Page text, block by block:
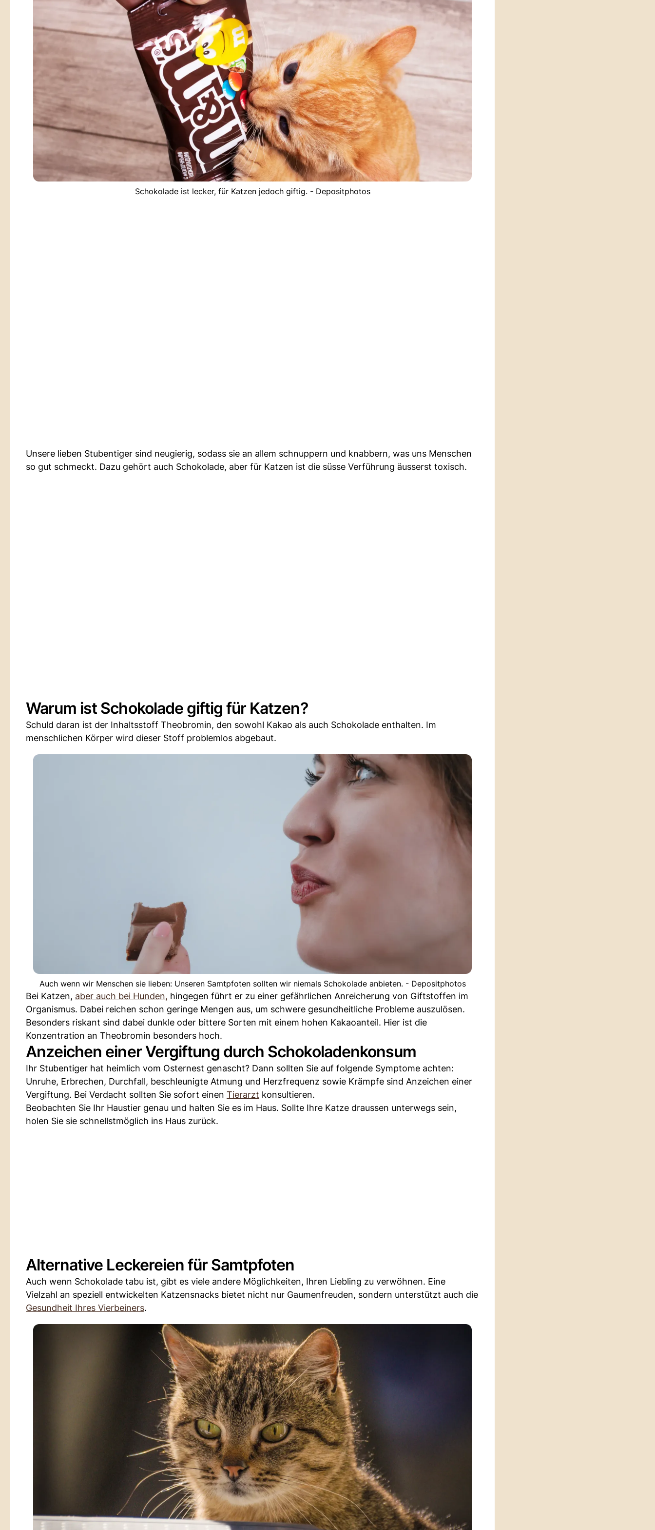
Schokolade ist lecker, für Katzen jedoch giftig. - Depositphotos
Unsere lieben Stubentiger sind neugierig, sodass sie an allem schnuppern und knabbern, was uns Menschen
so gut schmeckt. Dazu gehört auch Schokolade, aber für Katzen ist die süsse Verführung äusserst toxisch.
Warum ist Schokolade giftig für Katzen?
Schuld daran ist der Inhaltsstoff Theobromin, den sowohl Kakao als auch Schokolade enthalten. Im
menschlichen Körper wird dieser Stoff problemlos abgebaut.
Auch wenn wir Menschen sie lieben: Unseren Samtpfoten sollten wir niemals Schokolade anbieten. - Depositphotos
Bei Katzen, aber auch bei Hunden, hingegen führt er zu einer gefährlichen Anreicherung von Giftstoffen im
Organismus. Dabei reichen schon geringe Mengen aus, um schwere gesundheitliche Probleme auszulösen.
Besonders riskant sind dabei dunkle oder bittere Sorten mit einem hohen Kakaoanteil. Hier ist die
Konzentration an Theobromin besonders hoch.
Anzeichen einer Vergiftung durch Schokoladenkonsum
Ihr Stubentiger hat heimlich vom Osternest genascht? Dann sollten Sie auf folgende Symptome achten:
Unruhe, Erbrechen, Durchfall, beschleunigte Atmung und Herzfrequenz sowie Krämpfe sind Anzeichen einer
Vergiftung. Bei Verdacht sollten Sie sofort einen Tierarzt konsultieren.
Beobachten Sie Ihr Haustier genau und halten Sie es im Haus. Sollte Ihre Katze draussen unterwegs sein,
holen Sie sie schnellstmöglich ins Haus zurück.
Alternative Leckereien für Samtpfoten
Auch wenn Schokolade tabu ist, gibt es viele andere Möglichkeiten, Ihren Liebling zu verwöhnen. Eine
Vielzahl an speziell entwickelten Katzensnacks bietet nicht nur Gaumenfreuden, sondern unterstützt auch die
Gesundheit Ihres Vierbeiners.